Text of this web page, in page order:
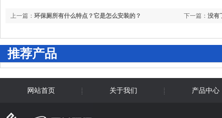
下一篇： 没有
上一篇： 环保厕所有什么特点？它是怎么安装的？
推荐产品
网站首页 关于我们 产品中心